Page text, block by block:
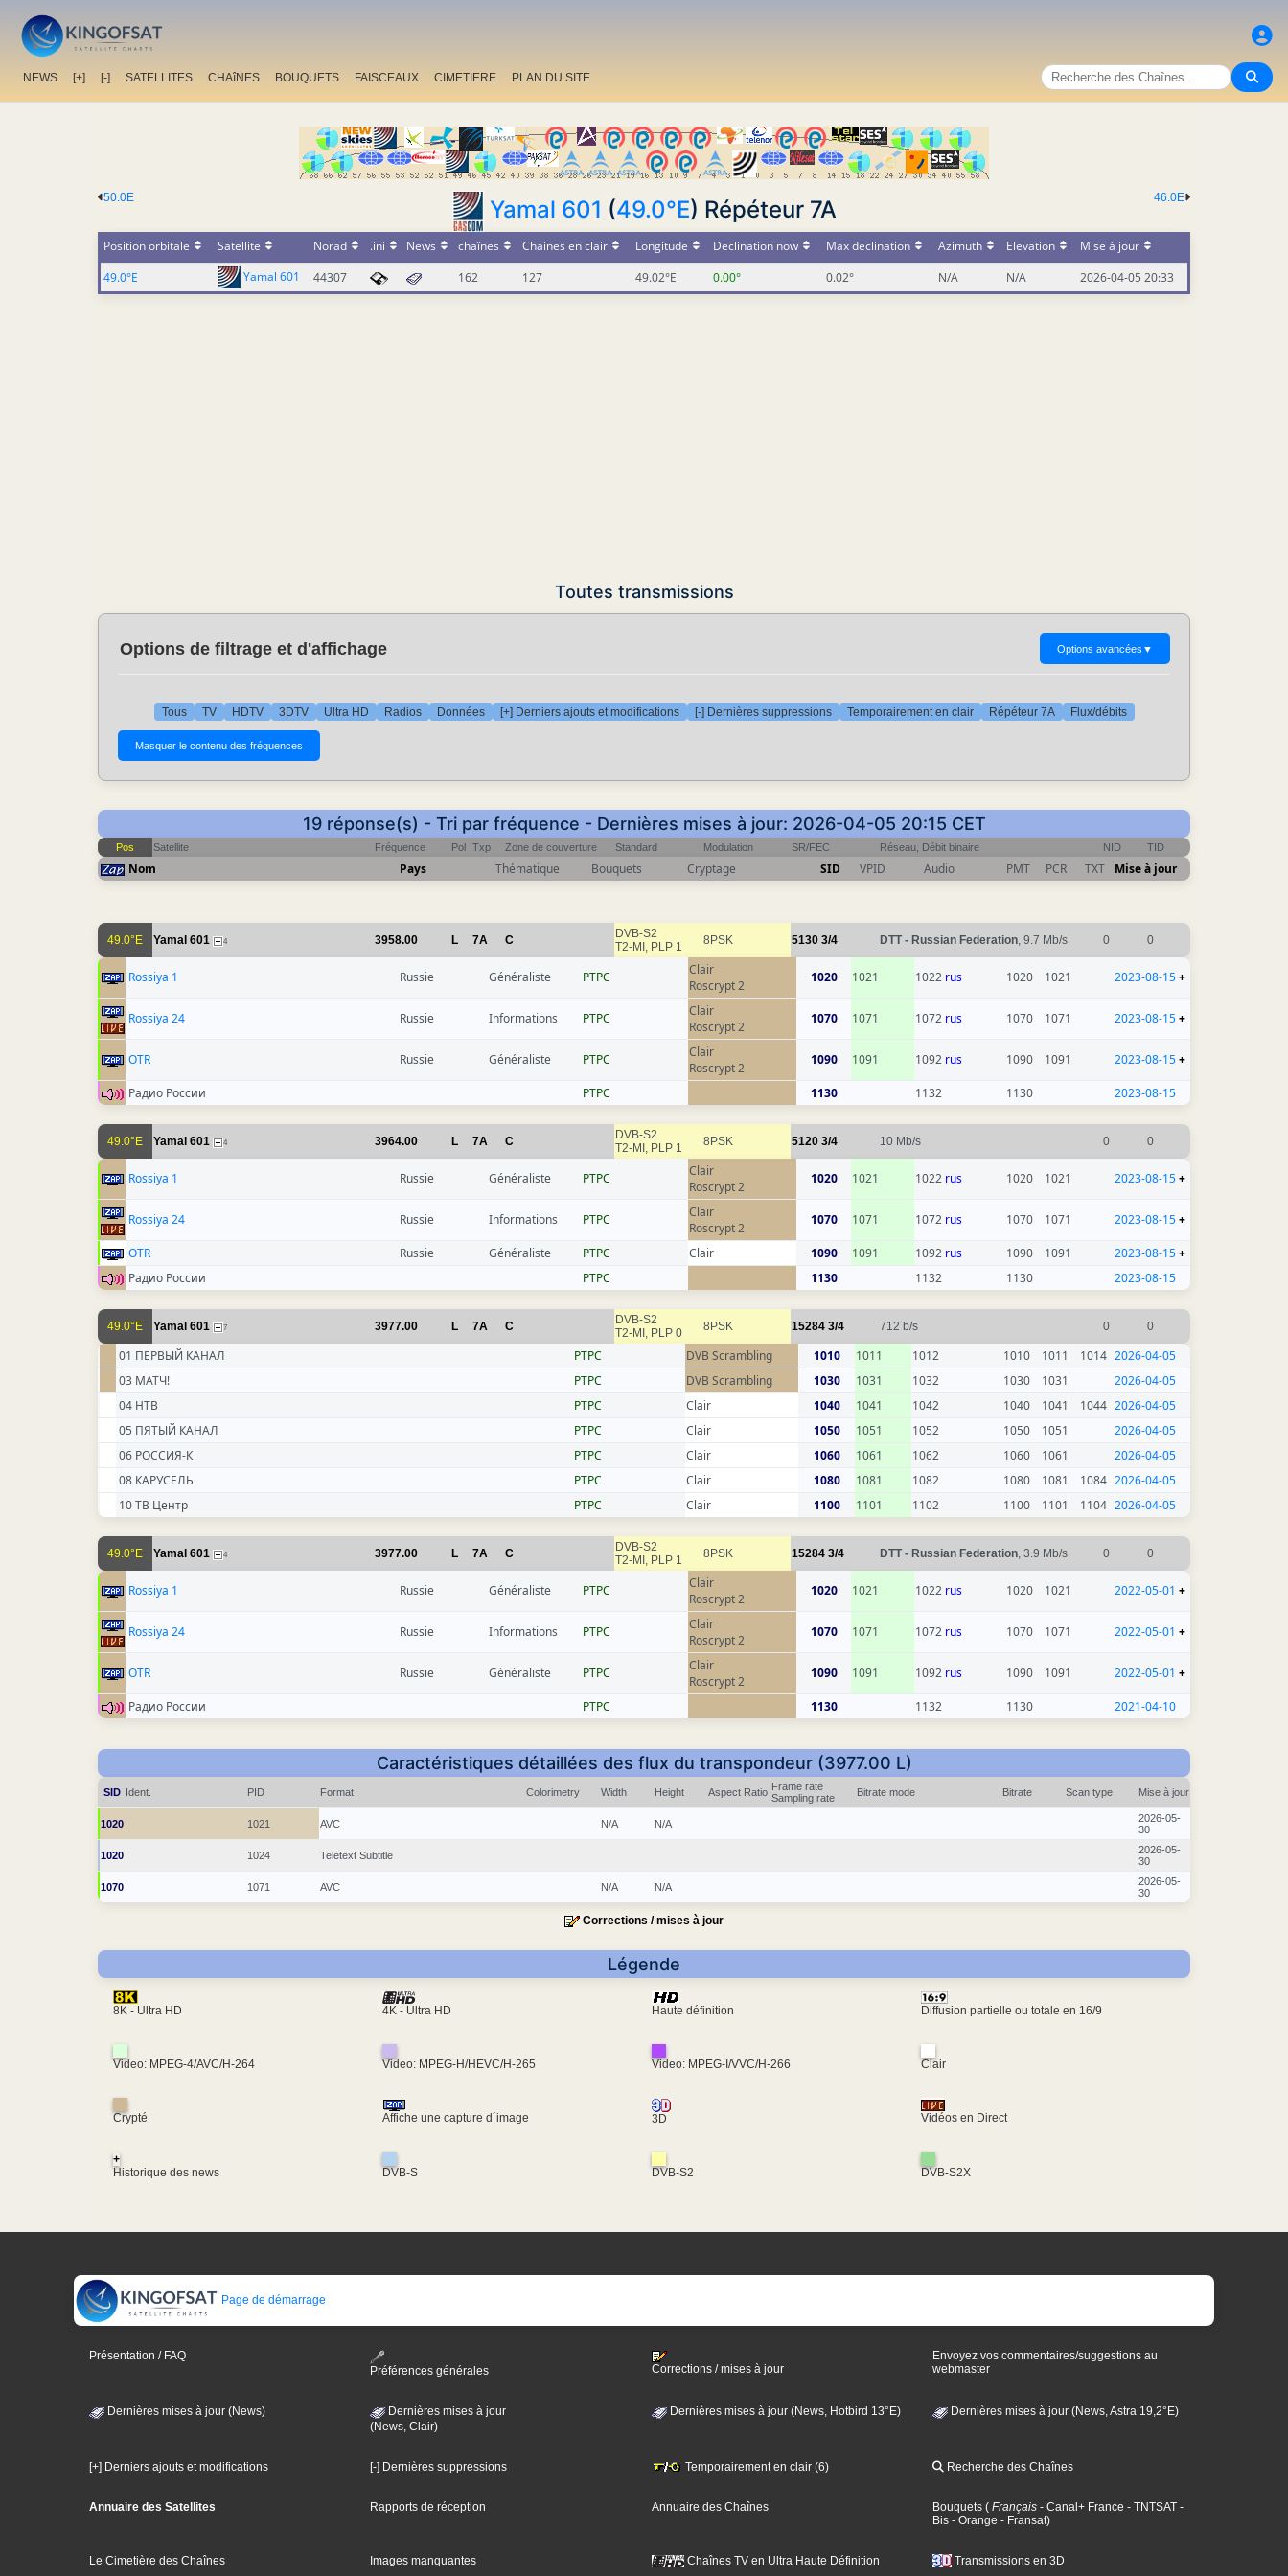
NEWS [+] [-] SATELLITES CHAîNES BOUQUETS FAISCEAUX CIMETIERE PLAN DU SITE
46.0E
50.0E Yamal 601 (49.0°E) Répéteur 7A
Position orbitale Satellite Norad .ini News chaînes Chaines en clair Longitude Declination now Max declination Azimuth Elevation
Mise à jour
49.0°E
Yamal 601 44307 162 127 49.02°E 0.00° 0.02° N/A N/A 2026-04-05 20:33
Toutes transmissions
Options de filtrage et d'affichage Options avancées ▼
Tous TV HDTV 3DTV Ultra HD Radios Données [+] Derniers ajouts et modifications [-] Dernières suppressions Temporairement en clair Répéteur 7A Flux/débits
19 réponse(s) - Tri par fréquence - Dernières mises à jour: 2026-04-05 20:15 CET
Pos Satellite Fréquence Pol Txp Zone de couverture Standard Modulation SR/FEC Réseau, Débit binaire NID TID
Nom Pays Thématique Bouquets Cryptage SID VPID Audio PMT PCR TXT Mise à jour
49.0°E Yamal 601 4 3958.00 L 7A C
DVB-S2
T2-MI, PLP 1
8PSK 5130 3/4 DTT - Russian Federation, 9.7 Mb/s 0 0
Rossiya 1 Russie Généraliste РТРС
Clair
Roscrypt 2
1020 1021 1022 rus 1020 1021 2023-08-15+
Rossiya 24 Russie Informations РТРС
Clair
Roscrypt 2
1070 1071 1072 rus 1070 1071 2023-08-15+
OTR Russie Généraliste РТРС
Clair
Roscrypt 2
1090 1091 1092 rus 1090 1091 2023-08-15+
Радио России РТРС 1130 1132 1130 2023-08-15
49.0°E Yamal 601 4 3964.00 L 7A C
DVB-S2
T2-MI, PLP 1
8PSK 5120 3/4 10 Mb/s 0 0
Rossiya 1 Russie Généraliste РТРС
Clair
Roscrypt 2
1020 1021 1022 rus 1020 1021 2023-08-15+
Rossiya 24 Russie Informations РТРС
Clair
Roscrypt 2
1070 1071 1072 rus 1070 1071 2023-08-15+
OTR Russie Généraliste РТРС Clair 1090 1091 1092 rus 1090 1091 2023-08-15+
Радио России
РТРС 1130 1132 1130 2023-08-15
49.0°E Yamal 601 7 3977.00 L 7A C
DVB-S2
T2-MI, PLP 0
8PSK 15284 3/4 712 b/s 0 0
01 ПЕРВЫЙ КАНАЛ РТРС DVB Scrambling 1010 1011 1012 1010 1011 1014 2026-04-05
03 МАТЧ!
РТРС DVB Scrambling 1030 1031 1032 1030 1031
2026-04-05
04 НТВ
РТРС Clair 1040 1041 1042 1040 1041 1044 2026-04-05
05 ПЯТЫЙ КАНАЛ
РТРС Clair 1050 1051 1052 1050 1051
2026-04-05
06 РОССИЯ-К
РТРС Clair 1060 1061 1062 1060 1061
2026-04-05
08 КАРУСЕЛЬ
РТРС Clair 1080 1081 1082 1080 1081 1084 2026-04-05
10 ТВ Центр
РТРС Clair 1100 1101 1102 1100 1101 1104 2026-04-05
49.0°E Yamal 601 4 3977.00 L 7A C
DVB-S2
T2-MI, PLP 1
8PSK 15284 3/4 DTT - Russian Federation, 3.9 Mb/s 0 0
Rossiya 1 Russie Généraliste РТРС
Clair
Roscrypt 2
1020 1021 1022 rus 1020 1021 2022-05-01 +
Rossiya 24 Russie Informations РТРС
Clair
Roscrypt 2
1070 1071 1072 rus 1070 1071 2022-05-01 +
OTR Russie Généraliste РТРС
Clair
Roscrypt 2
1090 1091 1092 rus 1090 1091 2022-05-01 +
Радио России РТРС 1130 1132 1130 2021-04-10
Caractéristiques détaillées des flux du transpondeur (3977.00 L)
SID Ident. PID Format Colorimetry Width Height Aspect Ratio Frame rate
Sampling rate
Bitrate mode Bitrate Scan type Mise à jour
1020 1021 AVC N/A N/A
2026-05-
30
1020 1024 Teletext Subtitle
2026-05-
30
1070 1071 AVC N/A N/A
2026-05-
30
Corrections / mises à jour
Légende
8K - Ultra HD 4K - Ultra HD Haute définition Diffusion partielle ou totale en 16/9
Video: MPEG-4/AVC/H-264 Video: MPEG-H/HEVC/H-265 Video: MPEG-I/VVC/H-266 Clair
Crypté Affiche une capture d´image 3D Vidéos en Direct
+
Historique des news
DVB-S DVB-S2 DVB-S2X
Page de démarrage
Présentation / FAQ
Préférences générales
Corrections / mises à jour
Envoyez vos commentaires/suggestions au
webmaster
Dernières mises à jour (News)
Dernières mises à jour
(News, Clair)
Dernières mises à jour (News, Hotbird 13°E) Dernières mises à jour (News, Astra 19,2°E)
[+] Derniers ajouts et modifications [-] Dernières suppressions Temporairement en clair (6) Recherche des Chaînes
Annuaire des Satellites Rapports de réception Annuaire des Chaînes Bouquets ( Français - Canal+ France - TNTSAT -
Bis - Orange - Fransat)
Le Cimetière des Chaînes Images manquantes Chaînes TV en Ultra Haute Définition Transmissions en 3D